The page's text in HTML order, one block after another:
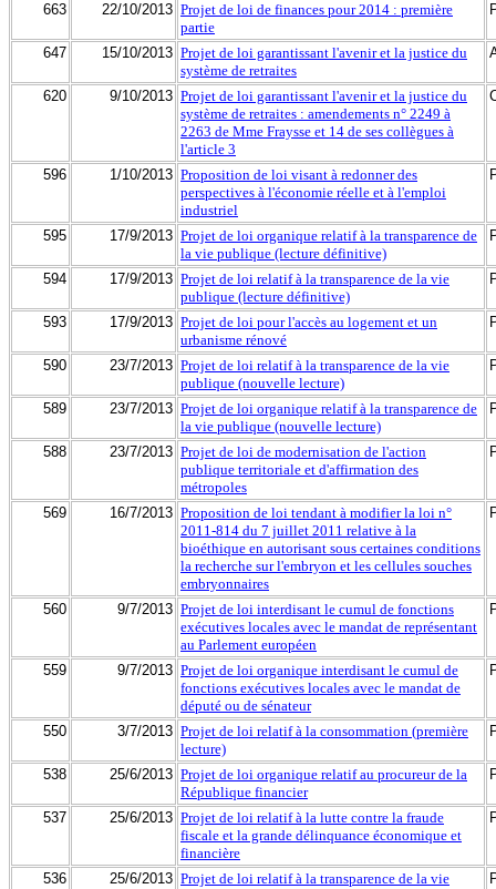
663 22/10/2013 Projet de loi de finances pour 2014 : première
partie
647 15/10/2013 Projet de loi garantissant l'avenir et la justice du
système de retraites
620 9/10/2013 Projet de loi garantissant l'avenir et la justice du
système de retraites : amendements n° 2249 à
2263 de Mme Fraysse et 14 de ses collègues à
l'article 3
596 1/10/2013 Proposition de loi visant à redonner des
perspectives à l'économie réelle et à l'emploi
industriel
595 17/9/2013 Projet de loi organique relatif à la transparence de
la vie publique (lecture définitive)
594 17/9/2013 Projet de loi relatif à la transparence de la vie
publique (lecture définitive)
593 17/9/2013 Projet de loi pour l'accès au logement et un
urbanisme rénové
590 23/7/2013 Projet de loi relatif à la transparence de la vie
publique (nouvelle lecture)
589 23/7/2013 Projet de loi organique relatif à la transparence de
la vie publique (nouvelle lecture)
588 23/7/2013 Projet de loi de modernisation de l'action
publique territoriale et d'affirmation des
métropoles
569 16/7/2013 Proposition de loi tendant à modifier la loi n°
2011-814 du 7 juillet 2011 relative à la
bioéthique en autorisant sous certaines conditions
la recherche sur l'embryon et les cellules souches
embryonnaires
560 9/7/2013 Projet de loi interdisant le cumul de fonctions
exécutives locales avec le mandat de représentant
au Parlement européen
559 9/7/2013 Projet de loi organique interdisant le cumul de
fonctions exécutives locales avec le mandat de
député ou de sénateur
550 3/7/2013 Projet de loi relatif à la consommation (première
lecture)
538 25/6/2013 Projet de loi organique relatif au procureur de la
République financier
537 25/6/2013 Projet de loi relatif à la lutte contre la fraude
fiscale et la grande délinquance économique et
financière
536 25/6/2013 Projet de loi relatif à la transparence de la vie